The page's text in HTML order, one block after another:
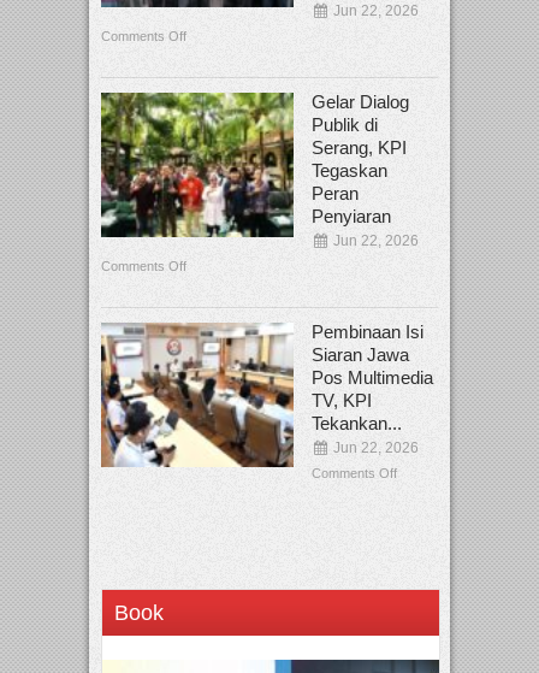
Jun 22, 2026
Comments Off
Gelar Dialog
Publik di
Serang, KPI
Tegaskan
Peran
Penyiaran
Jun 22, 2026
Comments Off
Pembinaan Isi
Siaran Jawa
Pos Multimedia
TV, KPI
Tekankan...
Jun 22, 2026
Comments Off
Book